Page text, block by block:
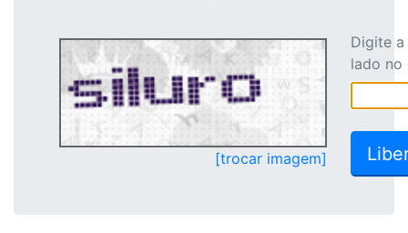
[trocar imagem]
Digite
lado no